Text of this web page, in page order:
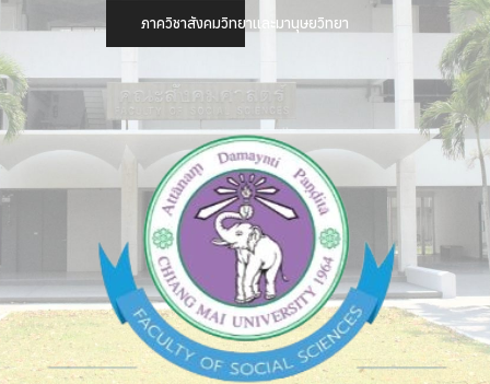
ภาควิชาสังคมวิทยาและมานุษยวิทยา